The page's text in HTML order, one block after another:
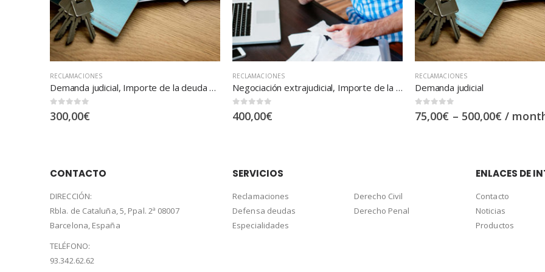
RECLAMACIONES
0out of 5
400,00€
RECLAMACIONES
Demanda judicial
0out of 5
75,00€–
RECLAMACIONES
0out of 5
75,00€
CONTACTO
DIRECCIÓN:
Rbla. de Cataluña, 5, Ppal. 2ª 08007
Barcelona, España
TELÉFONO:
93.342.62.62
SERVICIOS
Reclamaciones
Defensa deudas
Especialidades
Derecho Civil
Derecho Penal
ENLACES DE
Contacto
Noticias
Productos